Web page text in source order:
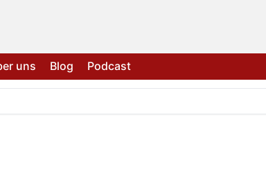
uns Blog Podcast